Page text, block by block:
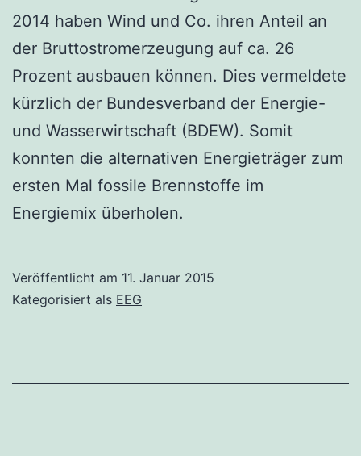
2014 haben Wind und Co. ihren Anteil an
der Bruttostromerzeugung auf ca. 26
Prozent ausbauen können. Dies vermeldete
kürzlich der Bundesverband der Energie-
und Wasserwirtschaft (BDEW). Somit
konnten die alternativen Energieträger zum
ersten Mal fossile Brennstoffe im
Energiemix überholen.
Veröffentlicht am 11. Januar 2015
Kategorisiert als EEG